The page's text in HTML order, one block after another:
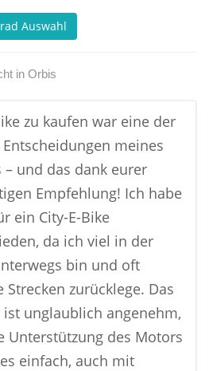
Auswahl
in Orbis
zu kaufen war eine der
meines
– und das dank eurer
Empfehlung! Ich habe
ein City-E-Bike
da ich viel in der
bin und oft
Strecken zurücklege. Das
ist unglaublich angenehm,
Unterstützung des Motors
einfach, auch mit